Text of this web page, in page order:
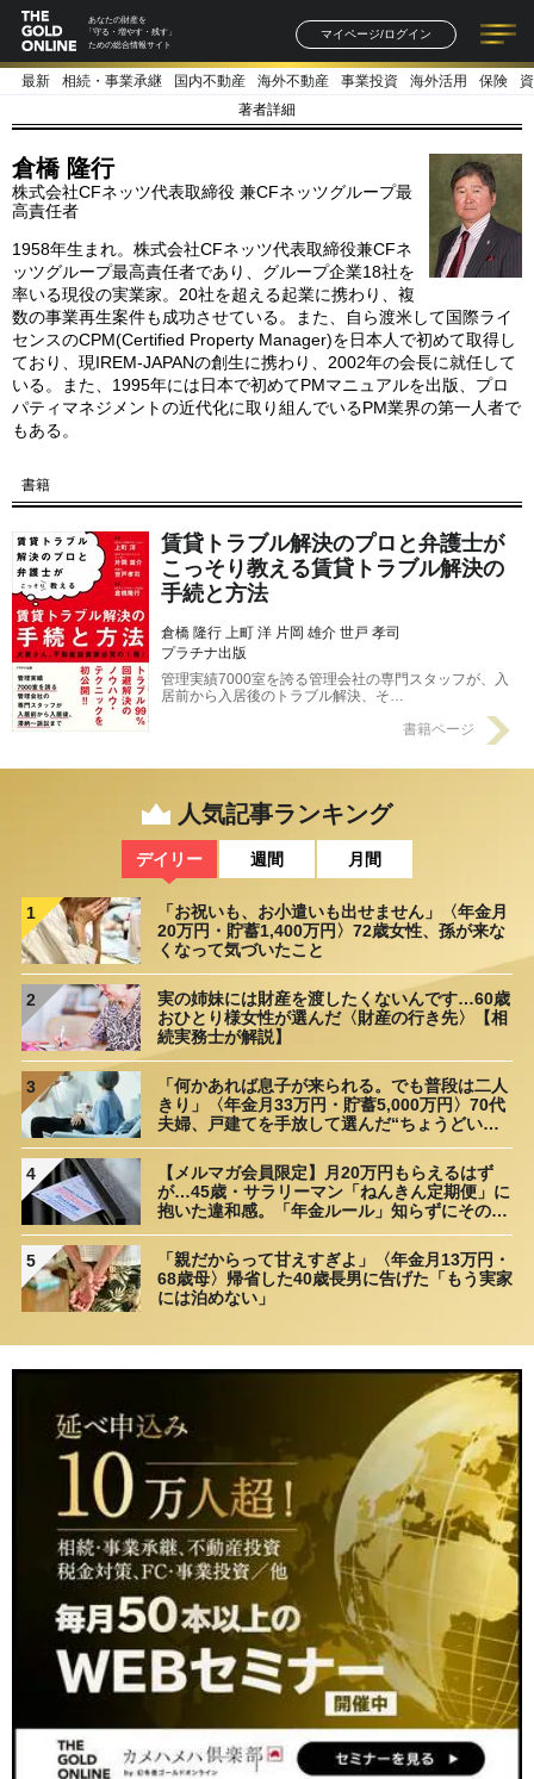
あなたの財産を
「守る・増やす・残す」
ための総合情報サイト
マイページ/ログイン
記事一覧 連載一覧
著者一覧 書籍一覧
最新 相続・事業承継 国内不動産 海外不動産 事業投資 海外活用 保険
著者詳細
倉橋 隆行
株式会社CFネッツ代表取締役 兼CFネッツグループ最
高責任者
1958年生まれ。株式会社CFネッツ代表取締役兼CFネ
ッツグループ最高責任者であり、グループ企業18社を
率いる現役の実業家。20社を超える起業に携わり、複
数の事業再生案件も成功させている。また、自ら渡米して国際ライ
センスのCPM(Certified Property Manager)を日本人で初めて取得し
ており、現IREM‐JAPANの創生に携わり、2002年の会長に就任して
いる。また、1995年には日本で初めてPMマニュアルを出版、プロ
パティマネジメントの近代化に取り組んでいるPM業界の第一人者で
もある。
書籍
賃貸トラブル解決のプロと弁護士が
こっそり教える賃貸トラブル解決の
手続と方法
倉橋 隆行 上町 洋 片岡 雄介 世戸 孝司
プラチナ出版
管理実績7000室を誇る管理会社の専門スタッフが、入
居前から入居後のトラブル解決、そ…
書籍ページ
人気記事ランキング
デイリー 週間 月間
1
「お祝いも、お小遣いも出せません」〈年金月
20万円・貯蓄1,400万円〉72歳女性、孫が来な
くなって気づいたこと
2
実の姉妹には財産を渡したくないんです…60歳
おひとり様女性が選んだ〈財産の行き先〉【相
続実務士が解説】
3
「何かあれば息子が来られる。でも普段は二人
きり」〈年金月33万円・貯蓄5,000万円〉70代
夫婦、戸建てを手放して選んだ“ちょうどいい
4
【メルマガ会員限定】月20万円もらえるはず
が…45歳・サラリーマン「ねんきん定期便」に
抱いた違和感。「年金ルール」知らずにそのま
然「何かの間違いでは？」
5
「親だからって甘えすぎよ」〈年金月13万円・
68歳母〉帰省した40歳長男に告げた「もう実家
には泊めない」